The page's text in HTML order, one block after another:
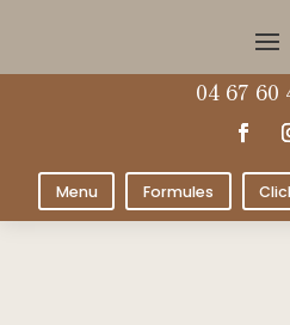
04 67 60
Menu Formules